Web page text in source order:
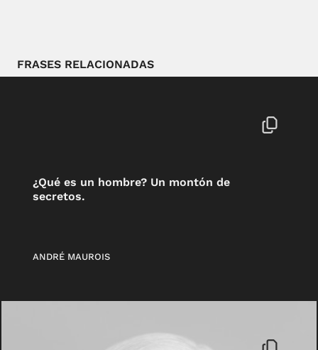
FRASES RELACIONADAS
¿Qué es un hombre? Un montón de
secretos.
ANDRÉ MAUROIS